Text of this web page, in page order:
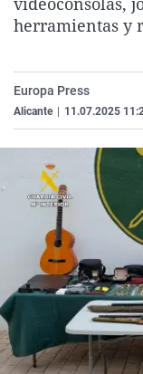
herramientas y
Europa Press
Alicante 11.07.2025